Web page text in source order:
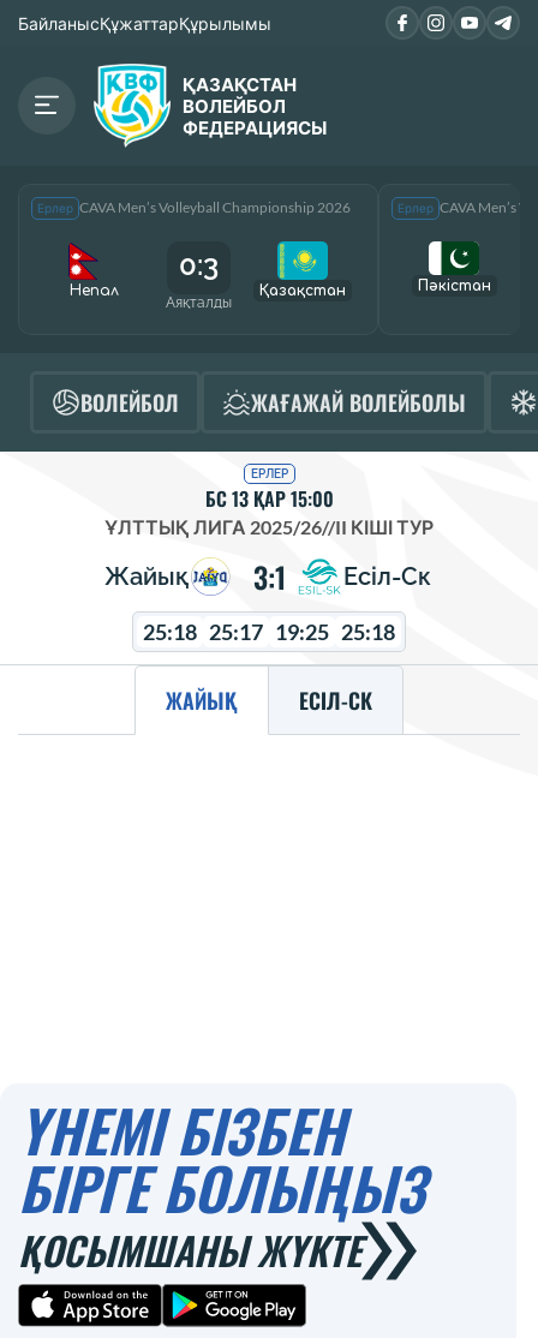
БайланысҚұжаттарҚұрылымы
ҚАЗАҚСТАН
ВОЛЕЙБОЛ
ФЕДЕРАЦИЯСЫ
Ерлер CAVA Men’s Volleyball Championship 2026
Непал
0:3
Аяқталды
Қазақcтан
Ерлер CAVA Men’s
Пәкістан
ВОЛЕЙБОЛ ЖАҒАЖАЙ ВОЛЕЙБОЛЫ
ЕРЛЕР
БС 13 ҚАР 15:00
ҰЛТТЫҚ ЛИГА 2025/26//II КІШІ ТУР
Жайық 3:1 Есіл-Ск
25:18 25:17 19:25 25:18
ЖАЙЫҚ ЕСІЛ-СК
ҮНЕМІ БІЗБЕН
БІРГЕ БОЛЫҢЫЗ
ҚОСЫМШАНЫ ЖҮКТЕ